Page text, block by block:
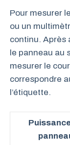
Pour mesurer
ou un
continu. Après
le panneau au
mesurer le
correspondre
l’étiquette.